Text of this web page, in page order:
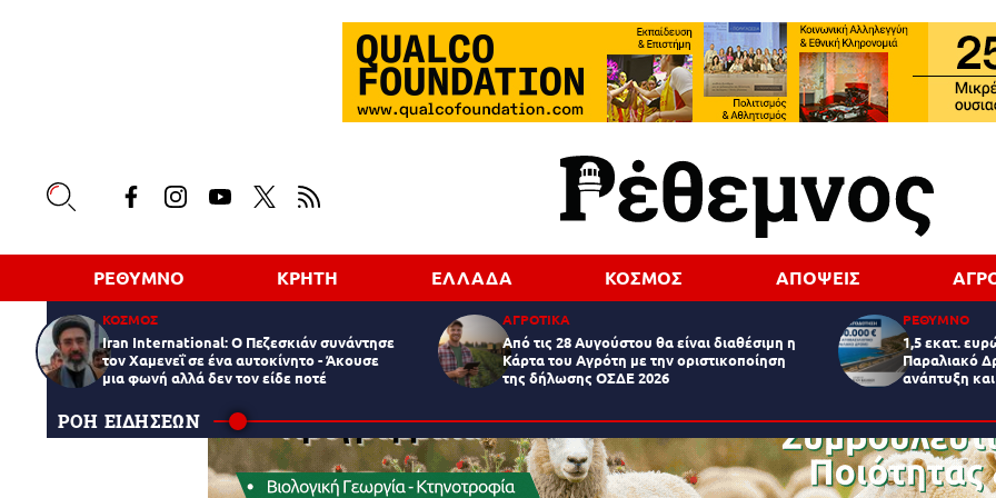
ΡΕΘΥΜΝΟ ΚΡΗΤΗ ΕΛΛΑΔΑ ΚΟΣΜΟΣ ΑΠΟΨΕΙΣ
ΚΟΣΜΟΣ
Iran International: Ο Πεζεσκιάν συνάντησε
τον Χαμενεΐ σε ένα αυτοκίνητο - Άκουσε
μια φωνή αλλά δεν τον είδε ποτέ
ΑΓΡΟΤΙΚΑ
Από τις 28 Αυγούστου θα είναι διαθέσιμη η
Κάρτα του Αγρότη με την οριστικοποίηση
της δήλωσης ΟΣΔΕ 2026
ΡΕΘΥΜΝΟ
1,5 εκατ.
Παραλιακό
ανάπτυξη
ΡΟΗ ΕΙΔΗΣΕΩΝ